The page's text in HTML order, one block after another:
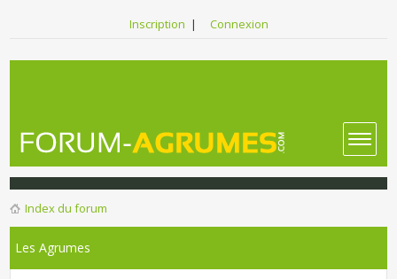
Inscription | Connexion
Index du forum
Les Agrumes